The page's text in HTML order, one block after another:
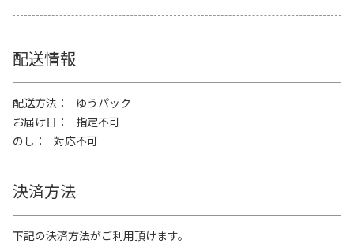
配送情報
配送方法
ゆうパック
お届け日
指定不可
のし
対応不可
決済方法
下記の決済方法がご利用頂けます。